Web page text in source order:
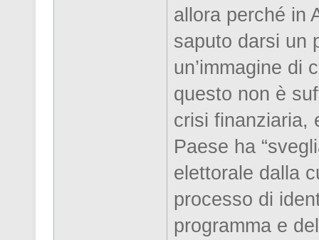
allora perché in
saputo darsi un
un’immagine di
questo non è
crisi finanziaria,
Paese ha
elettorale dalla
processo di
programma e